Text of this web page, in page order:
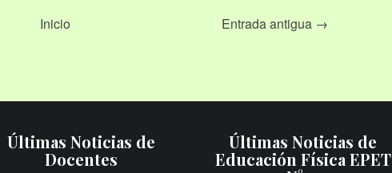
Entrada antigua →
Inicio
Últimas Noticias de
Docentes
Últimas Noticias de
Educación Física EPET